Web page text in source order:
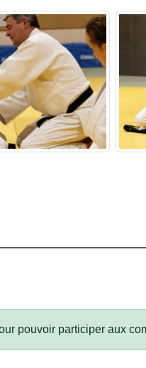
pouvoir participer aux